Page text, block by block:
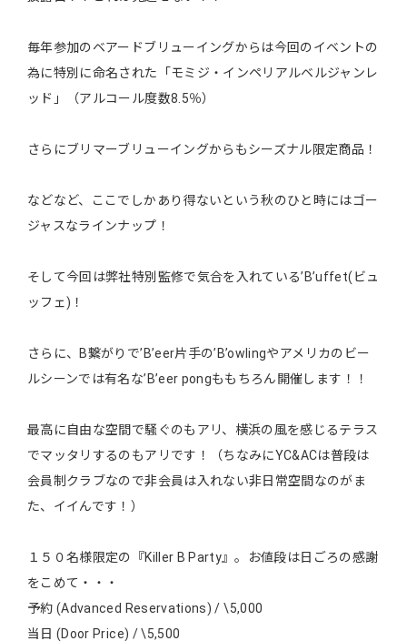
毎年参加のベアードブリューイングからは今回のイベントの
為に特別に命名された「モミジ・インペリアルベルジャンレ
ッド」（アルコール度数8.5％）
さらにブリマーブリューイングからもシーズナル限定商品！
などなど、ここでしかあり得ないという秋のひと時にはゴー
ジャスなラインナップ！
そして今回は弊社特別監修で気合を入れている’B’uffet(ビュ
ッフェ)！
さらに、B繋がりで’B’eer片手の’B’owlingやアメリカのビー
ルシーンでは有名な’B’eer pongももちろん開催します！！
最高に自由な空間で騒ぐのもアリ、横浜の風を感じるテラス
でマッタリするのもアリです！（ちなみにYC&ACは普段は
会員制クラブなので非会員は入れない非日常空間なのがま
た、イイんです！）
１５０名様限定の『Killer B Party』。お値段は日ごろの感謝
をこめて・・・
予約 (Advanced Reservations) / \5,000
当日 (Door Price) / \5,500